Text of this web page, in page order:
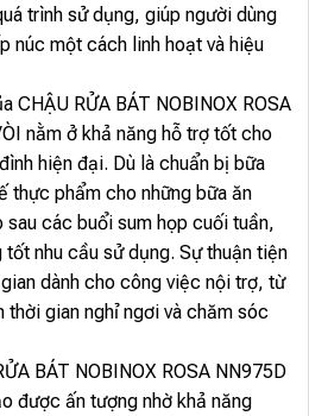
trình sử dụng, giúp người dùng
núc một cách linh hoạt và hiệu
CHẬU RỬA BÁT NOBINOX ROSA
nằm ở khả năng hỗ trợ tốt cho
hiện đại. Dù là chuẩn bị bữa
thực phẩm cho những bữa ăn
sau các buổi sum họp cuối tuần,
nhu cầu sử dụng. Sự thuận tiện
dành cho công việc nội trợ, từ
gian nghỉ ngơi và chăm sóc
BÁT NOBINOX ROSA NN975D
được ấn tượng nhờ khả năng